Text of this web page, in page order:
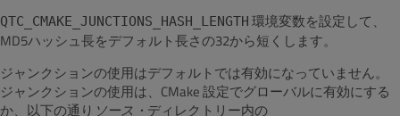
QTC_CMAKE_JUNCTIONS_HASH_LENGTH 環境変数を設定して、
MD5ハッシュ長をデフォルト長さの32から短くします。
ジャンクションの使用はデフォルトでは有効になっていません。
ジャンクションの使用は、CMake 設定でグローバルに有効にする
か、以下の通り ソース・ ディレクトリー内の